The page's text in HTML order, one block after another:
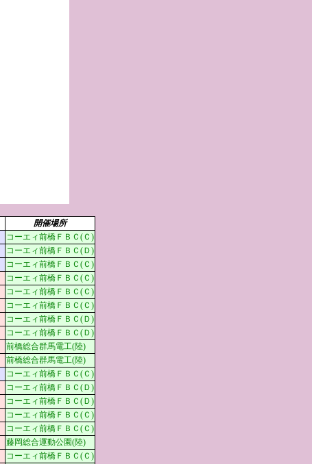
開催場所
コーエィ前橋ＦＢＣ(Ｃ)
コーエィ前橋ＦＢＣ(Ｄ)
コーエィ前橋ＦＢＣ(Ｃ)
コーエィ前橋ＦＢＣ(Ｃ)
コーエィ前橋ＦＢＣ(Ｃ)
コーエィ前橋ＦＢＣ(Ｃ)
コーエィ前橋ＦＢＣ(Ｄ)
コーエィ前橋ＦＢＣ(Ｄ)
前橋総合群馬電工(陸)
前橋総合群馬電工(陸)
コーエィ前橋ＦＢＣ(Ｃ)
コーエィ前橋ＦＢＣ(Ｄ)
コーエィ前橋ＦＢＣ(Ｄ)
コーエィ前橋ＦＢＣ(Ｃ)
コーエィ前橋ＦＢＣ(Ｃ)
藤岡総合運動公園(陸)
コーエィ前橋ＦＢＣ(Ｃ)